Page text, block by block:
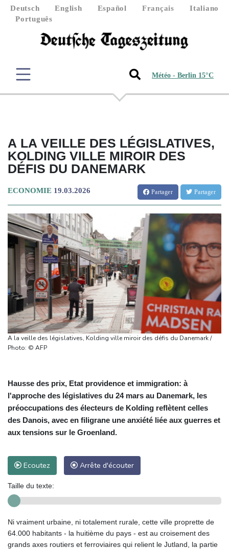
Deutsch English Español Français
Italiano
Português
Météo - Berlin 15°C
A LA VEILLE DES LÉGISLATIVES,
KOLDING VILLE MIROIR DES
DÉFIS DU DANEMARK
ECONOMIE 19.03.2026 Partager Partager
A la veille des législatives, Kolding ville miroir des défis du Danemark /
Photo: © AFP
Hausse des prix, Etat providence et immigration: à
l'approche des législatives du 24 mars au Danemark, les
préoccupations des électeurs de Kolding reflètent celles
des Danois, avec en filigrane une anxiété liée aux guerres et
aux tensions sur le Groenland.
Ecoutez Arrête d'écouter
Taille du texte:
Ni vraiment urbaine, ni totalement rurale, cette ville proprette de
64.000 habitants - la huitième du pays - est au croisement des
grands axes routiers et ferroviaires qui relient le Jutland, la partie